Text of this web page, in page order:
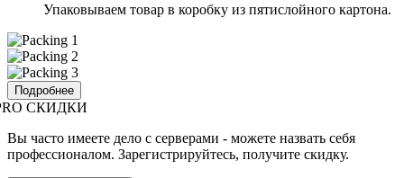
Упаковываем товар в коробку из пятислойного картона.
Подробнее
СКИДКИ
Вы часто имеете дело с серверами - можете назвать себя
профессионалом. Зарегистрируйтесь, получите скидку.